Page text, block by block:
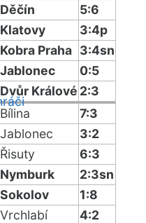
Děčín
5:6
Klatovy
3:4p
Kobra Praha 3:4sn
Jablonec
0:5
Dvůr Králové 2:3
Bílina
7:3
Jablonec
3:2
Řisuty
6:3
Nymburk
2:3sn
Sokolov
1:8
Vrchlabí
4:2